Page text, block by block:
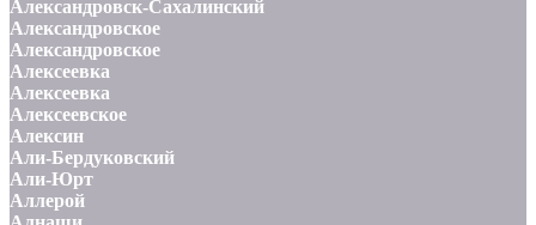
Александровск-Сахалинский
Александровское
Александровское
Алексеевка
Алексеевка
Алексеевское
Алексин
Али-Бердуковский
Али-Юрт
Аллерой